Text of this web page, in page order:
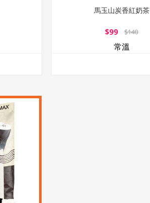
馬玉山炭香紅奶茶
$99 $140
常溫